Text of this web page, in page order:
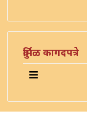
दुर्मिळ कागदपत्रे